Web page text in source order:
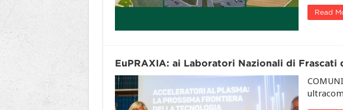
Read
EuPRAXIA: ai Laboratori Nazionali di